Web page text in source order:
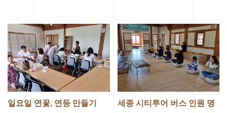
일요일 연꽃, 연등 만들기
세종 시티투어 버스 인원 명